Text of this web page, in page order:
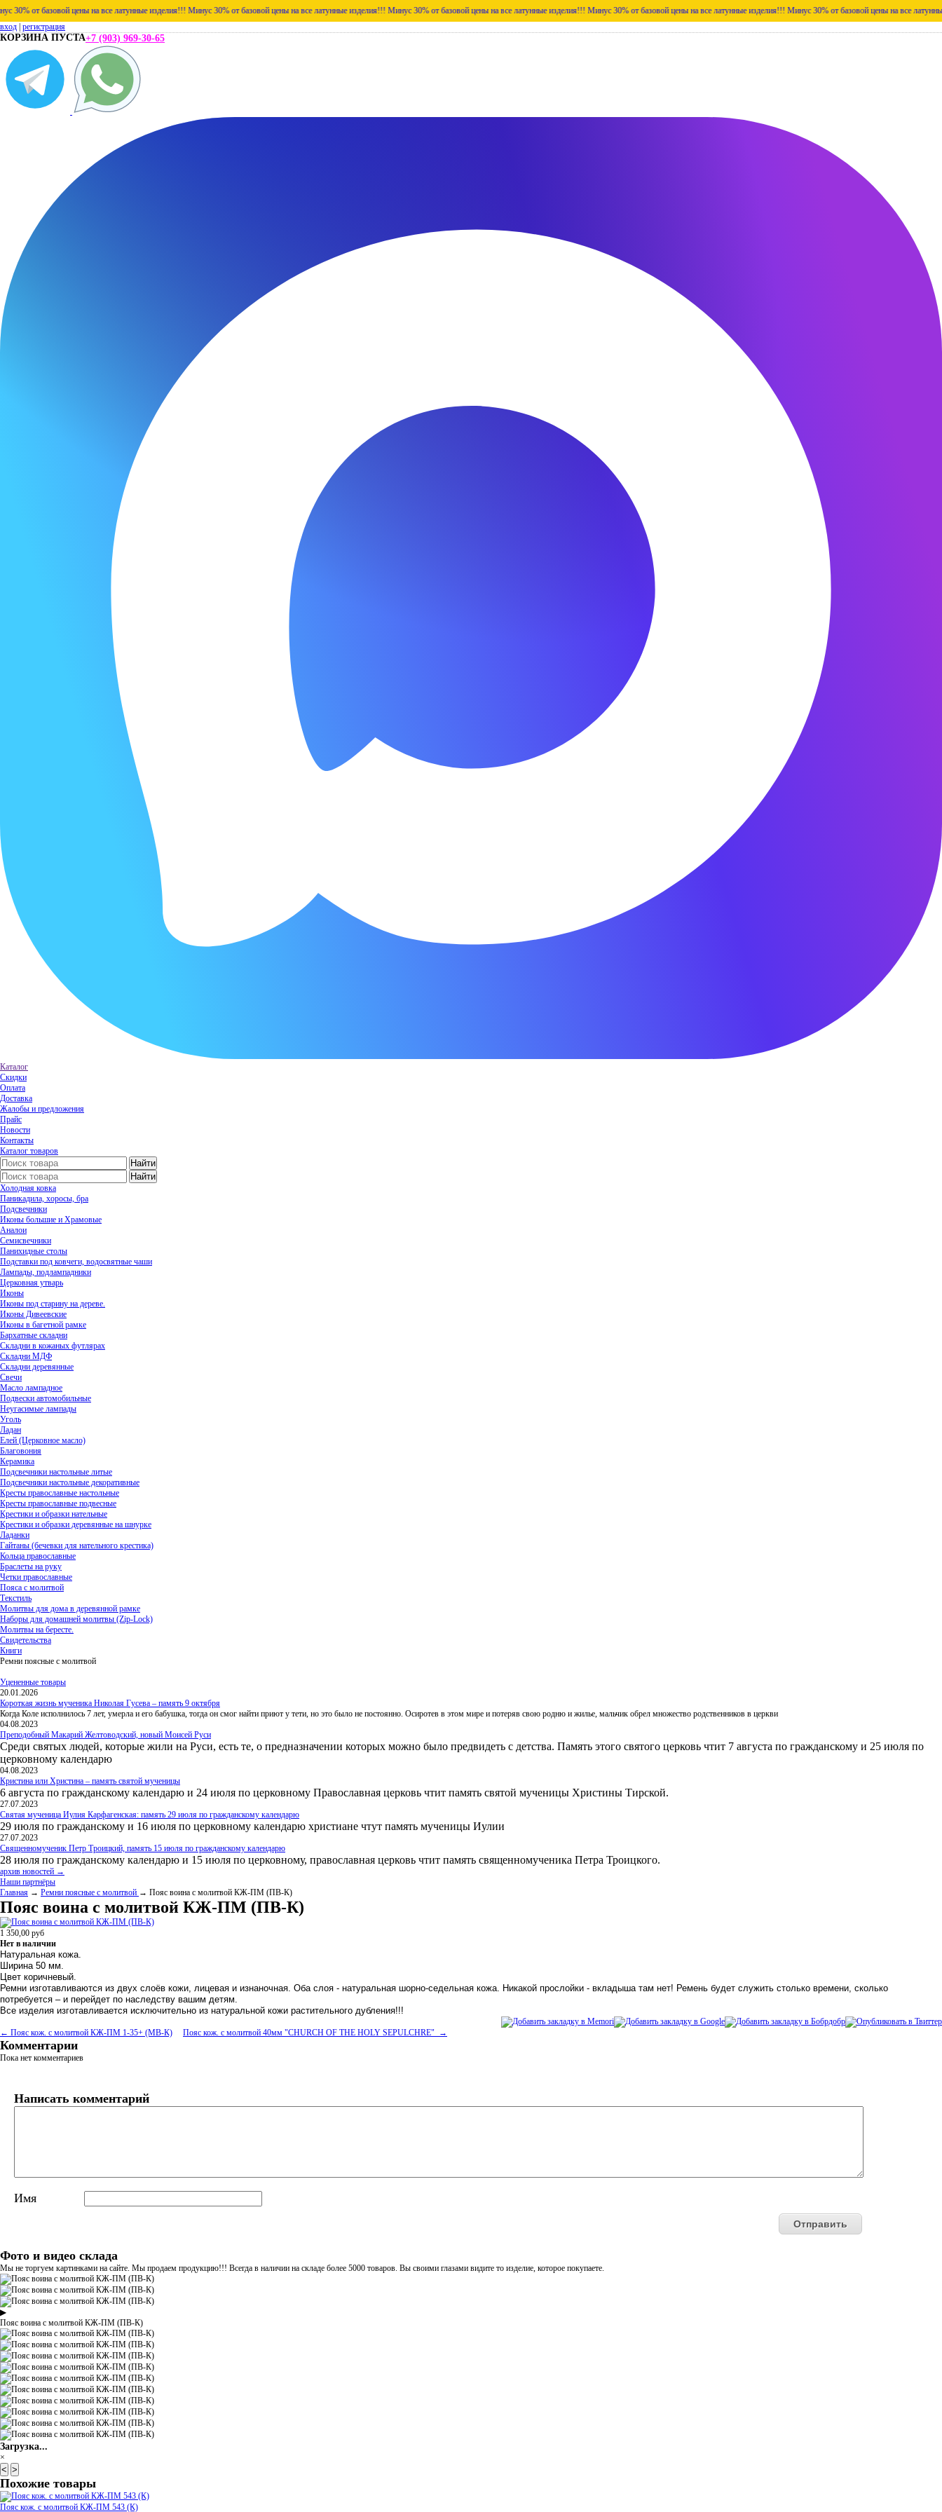
базовой цены на все латунные изделия!!! Минус 30% от базовой цены на все латунные изделия!!! Минус 30% от базовой цены на все латунные изделия!!! Минус 30% от базовой цены на все латунные изделия!!! Минус 30% от базовой цены на все латунные
вход регистрация
КОРЗИНА ПУСТА+7 (903) 969-30-65
Каталог
Скидки
Оплата
Доставка
Жалобы и предложения
Прайс
Новости
Контакты
Каталог товаров
Холодная ковка
Паникадила, хоросы, бра
Подсвечники
Иконы большие и Храмовые
Аналои
Семисвечники
Панихидные столы
Подставки под ковчеги, водосвятные чаши
Лампады, подлампадники
Церковная утварь
Иконы
Иконы под старину на дереве.
Иконы Дивеевские
Иконы в багетной рамке
Бархатные складни
Складни в кожаных футлярах
Складни МДФ
Складни деревянные
Свечи
Масло лампадное
Подвески автомобильные
Неугасимые лампады
Уголь
Ладан
Елей (Церковное масло)
Благовония
Керамика
Подсвечники настольные литые
Подсвечники настольные декоративные
Кресты православные настольные
Кресты православные подвесные
Крестики и образки нательные
Крестики и образки деревянные на шнурке
Ладанки
Гайтаны (бечевки для нательного крестика)
Кольца православные
Браслеты на руку
Четки православные
Пояса с молитвой
Текстиль
Молитвы для дома в деревянной рамке
Наборы для домашней молитвы (Zip-Lock)
Молитвы на бересте.
Свидетельства
Книги
Ремни поясные с молитвой
Уцененные товары
20.01.2026
Короткая жизнь мученика Николая Гусева – память 9 октября
Когда Коле исполнилось 7 лет, умерла и его бабушка, тогда он смог найти приют у тети, но это было не постоянно. Осиротев в этом мире и потеряв свою родню и жилье, мальчик обрел множество родственников в церкви
04.08.2023
Преподобный Макарий Желтоводский, новый Моисей Руси
Среди святых людей, которые жили на Руси, есть те, о предназначении которых можно было предвидеть с детства. Память этого святого церковь чтит 7 августа по гражданскому и 25 июля по
церковному календарю
04.08.2023
Кристина или Христина – память святой мученицы
6 августа по гражданскому календарю и 24 июля по церковному Православная церковь чтит память святой мученицы Христины Тирской.
27.07.2023
Святая мученица Иулия Карфагенская: память 29 июля по гражданскому календарю
29 июля по гражданскому и 16 июля по церковному календарю христиане чтут память мученицы Иулии
27.07.2023
Священномученик Петр Троицкий, память 15 июля по гражданскому календарю
28 июля по гражданскому календарю и 15 июля по церковному, православная церковь чтит память священномученика Петра Троицкого.
архив новостей →
Наши партнёры
Главная → Ремни поясные с молитвой → Пояс воина с молитвой КЖ-ПМ (ПВ-К)
Пояс воина с молитвой КЖ-ПМ (ПВ-К)
1 350,00 руб
Нет в наличии
Натуральная кожа.
Ширина 50 мм.
Цвет коричневый.
Ремни изготавливаются из двух слоёв кожи, лицевая и изнаночная. Оба слоя - натуральная шорно-седельная кожа. Никакой прослойки - вкладыша там нет! Ремень будет служить столько времени, сколько
потребуется – и перейдет по наследству вашим детям.
Все изделия изготавливается исключительно из натуральной кожи растительного дубления!!!
← Пояс кож. с молитвой КЖ-ПМ 1-35+ (МВ-К) Пояс кож. с молитвой 40мм "CHURCH OF THE HOLY SEPULCHRE" →
Комментарии
Пока нет комментариев
Написать комментарий
Имя
Фото и видео склада
Мы не торгуем картинками на сайте. Мы продаем продукцию!!! Всегда в наличии на складе более 5000 товаров. Вы своими глазами видите то изделие, которое покупаете.
▶
Пояс воина с молитвой КЖ-ПМ (ПВ-К)
Загрузка...
×
< >
Похожие товары
Пояс кож. с молитвой КЖ-ПМ 543 (К)